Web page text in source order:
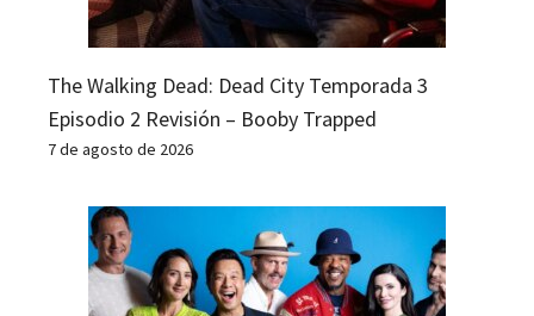
The Walking Dead: Dead City Temporada 3
Episodio 2 Revisión – Booby Trapped
7 de agosto de 2026